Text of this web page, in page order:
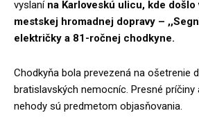
vyslaní na Karloveskú ulicu, kde
mestskej hromadnej dopravy –
električky a 81-ročnej chodkyne.
Chodkyňa bola prevezená na ošetrenie
bratislavských nemocníc. Presné
nehody sú predmetom objasňovania.